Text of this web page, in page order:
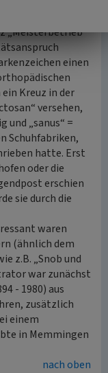
Fritz
„Meisterbetrieb“
einen
Kreuz in der
versehen,
und „sanus“ =
Schuhfabriken,
hatte. Erst
oder die
erschien
sie durch die
waren
(ähnlich dem
z.B. „Snob und
war zunächst
- 1980) aus
zusätzlich
einem
in Memmingen
nach oben